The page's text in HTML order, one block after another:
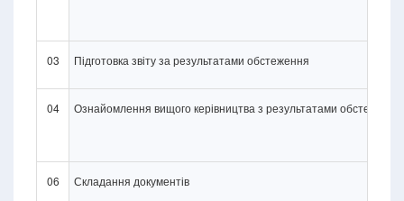
03 Підготовка звіту за результатами обстеження
04 Ознайомлення вищого керівництва з результатами обстеження
06 Складання документів